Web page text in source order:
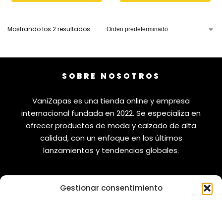
Gestionar consentimiento
Mostrando los 2 resultados
SOBRE NOSOTROS
VaniZapas es una tienda online y empresa
internacional fundada en 2022. Se especializa en
ofrecer productos de moda y calzado de alta
calidad, con un enfoque en los últimos
lanzamientos y tendencias globales.